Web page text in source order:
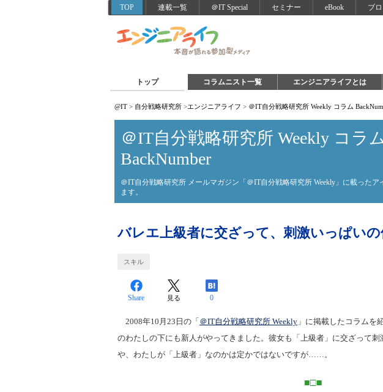
TOP 連載一覧 ＠IT Special セミナー eBook ブ
トップ コラムニスト一覧 エンジニアライフとは
@IT > 自分戦略研究所 >エンジニアライフ > ＠IT自分戦略研究所 Weekly コラム
＠IT自分戦略研究所 Weekly コラ
BackNumber
＠IT自分戦略研究所 メールマガジン「＠IT自分戦略研究所 Weekly」に載った
ます。
バレエ上級者に交ざって、刺激いっぱいの
スキル
Share 見る 0
2008年10月23日の「 ＠IT自分戦略研究所 Weekly 」に掲載したコラムを
のわたしの下にも新人がやってきました。彼女も「上級者」に交ざって
や、わたしが「上級者」なのかは定かではないですが……。
■□■